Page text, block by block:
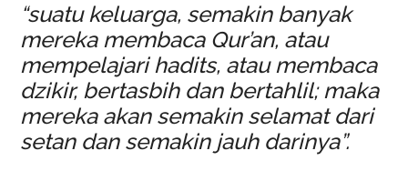
“suatu keluarga, semakin banyak
mereka membaca Qur’an, atau
mempelajari hadits, atau membaca
dzikir, bertasbih dan bertahlil; maka
mereka akan semakin selamat dari
setan dan semakin jauh darinya”.